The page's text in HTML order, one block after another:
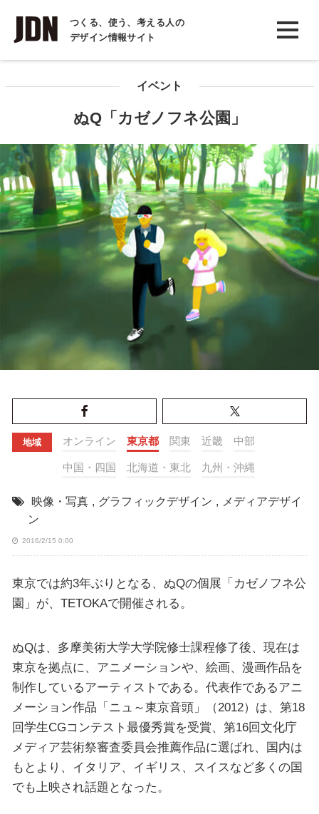
つくる、使う、考える人の
デザイン情報サイト
INTERVIEW
インタビュー
コラム
イベント
ぬQ「カゼノフネ公園」
地域 オンライン 東京都 関東 近畿 中部
中国・四国 北海道・東北 九州・沖縄
映像・写真 , グラフィックデザイン , メディアデザイ
ン
2016/2/15 0:00
東京では約3年ぶりとなる、ぬQの個展「カゼノフネ公
園」が、TETOKAで開催される。
ぬQは、多摩美術大学大学院修士課程修了後、現在は
東京を拠点に、アニメーションや、絵画、漫画作品を
制作しているアーティストである。代表作であるアニ
メーション作品「ニュ～東京音頭」（2012）は、第18
回学生CGコンテスト最優秀賞を受賞、第16回文化庁
メディア芸術祭審査委員会推薦作品に選ばれ、国内は
もとより、イタリア、イギリス、スイスなど多くの国
でも上映され話題となった。